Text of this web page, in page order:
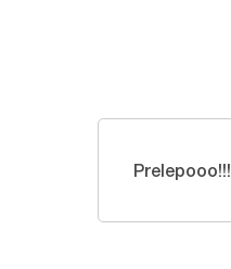
Prelepooo!!!